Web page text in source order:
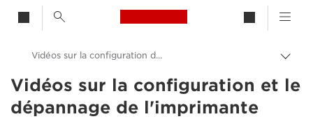
Canon Logo, back to
entre
les
Canon
Assistance produits clients
Vidéos sur la configuration de l'imprimante PIXMA G4410
Vidéos sur la configuration et le
dépannage de l'imprimante